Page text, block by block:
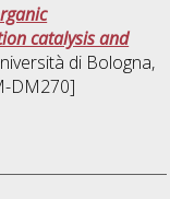
catalysis and
di Bologna,
DM270]